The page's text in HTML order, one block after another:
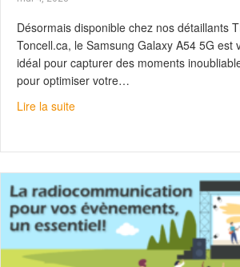
Désormais disponible chez nos détaillants
Toncell.ca, le Samsung Galaxy A54 5G est
idéal pour capturer des moments
pour optimiser votre…
Lire la suiteabout Samsung Galaxy A54 :